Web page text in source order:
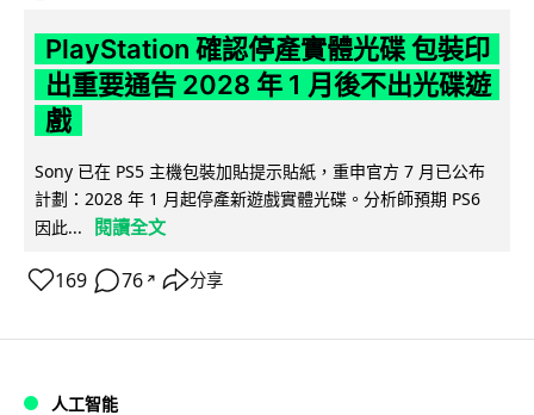
PlayStation 確認停產實體光碟 包裝印
出重要通告 2028 年 1 月後不出光碟遊
戲
Sony 已在 PS5 主機包裝加貼提示貼紙，重申官方 7 月已公布
計劃：2028 年 1 月起停產新遊戲實體光碟。分析師預期 PS6
因此...
閱讀全文
169 76 ↗ 分享
人工智能